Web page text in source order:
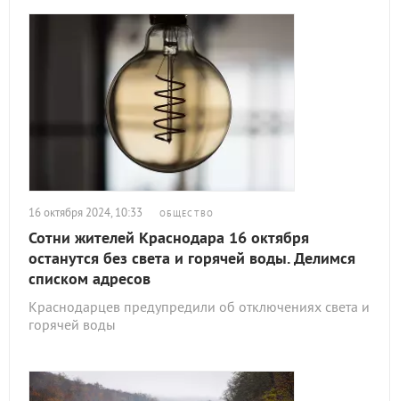
16 октября 2024, 10:33 ОБЩЕСТВО
Сотни жителей Краснодара 16 октября
останутся без света и горячей воды. Делимся
списком адресов
Краснодарцев предупредили об отключениях света и
горячей воды